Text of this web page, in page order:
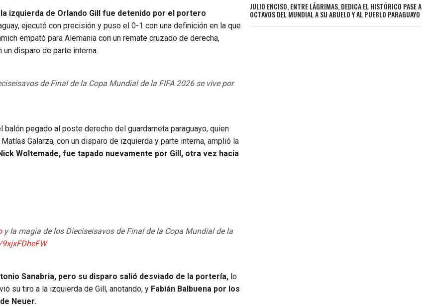
izquierda de Orlando Gill fue detenido por el portero
ejecutó con precisión y puso el 0-1 con una definición en la que
empató para Alemania con un remate cruzado de derecha,
disparo de parte interna.
de Final de la Copa Mundial de la FIFA 2026 se vive por
balón pegado al poste derecho del guardameta paraguayo, quien
Galarza, con un disparo de izquierda y parte interna, amplió la
Woltemade, fue tapado nuevamente por Gill, otra vez hacia
y la magia de los Dieciseisavos de Final de la Copa Mundial de la
Sanabria, pero su disparo salió desviado de la portería, lo
su tiro a la izquierda de Gill, anotando, y Fabián Balbuena por los
Neuer.
JULIO ENCISO, ENTRE LÁGRIMAS, DEDICA EL HISTÓRICO PASE A
OCTAVOS DEL MUNDIAL A SU ABUELO Y AL PUEBLO PARAGUAYO